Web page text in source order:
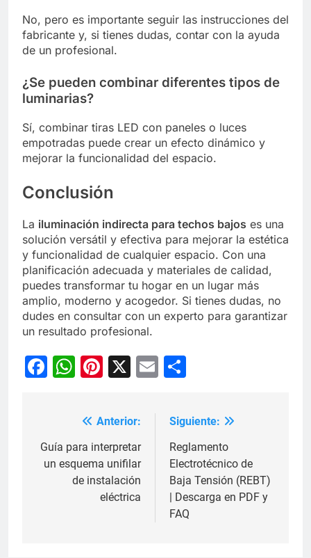
No, pero es importante seguir las instrucciones del
fabricante y, si tienes dudas, contar con la ayuda
de un profesional.
¿Se pueden combinar diferentes tipos de
luminarias?
Sí, combinar tiras LED con paneles o luces
empotradas puede crear un efecto dinámico y
mejorar la funcionalidad del espacio.
Conclusión
La iluminación indirecta para techos bajos es una
solución versátil y efectiva para mejorar la estética
y funcionalidad de cualquier espacio. Con una
planificación adecuada y materiales de calidad,
puedes transformar tu hogar en un lugar más
amplio, moderno y acogedor. Si tienes dudas, no
dudes en consultar con un experto para garantizar
un resultado profesional.
Facebook
WhatsApp
Pinterest
X Email
Navegación
de
entradas
Anterior:
Guía para interpretar
un esquema unifilar
de instalación
eléctrica
Siguiente:
Reglamento
Electrotécnico de
Baja Tensión (REBT)
| Descarga en PDF y
FAQ